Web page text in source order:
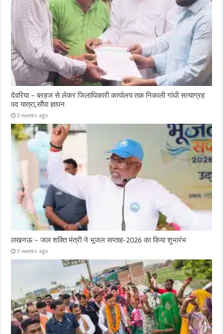
देवरिया – बरहज से लेकर जिलाधिकारी कार्यालय तक निकाली गांधी सत्याग्रह
पद यात्रा,सौंपा ज्ञापन
3 weeks ago
लखनऊ – जल शक्ति मंत्री ने भूजल सप्ताह-2026 का किया शुभारंभ
3 weeks ago